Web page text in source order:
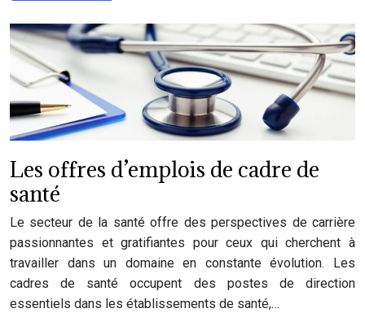
Les offres d’emplois de cadre de
santé
Le secteur de la santé offre des perspectives de carrière
passionnantes et gratifiantes pour ceux qui cherchent à
travailler dans un domaine en constante évolution. Les
cadres de santé occupent des postes de direction
essentiels dans les établissements de santé,…